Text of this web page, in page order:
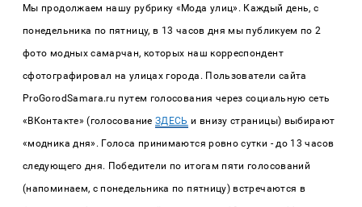
Мы продолжаем нашу рубрику «Мода улиц». Каждый день, с
понедельника по пятницу, в 13 часов дня мы публикуем по 2
фото модных самарчан, которых наш корреспондент
сфотографировал на улицах города. Пользователи сайта
ProGorodSamara.ru путем голосования через социальную сеть
«ВКонтакте» (голосование ЗДЕСЬ и внизу страницы) выбирают
«модника дня». Голоса принимаются ровно сутки - до 13 часов
следующего дня. Победители по итогам пяти голосований
(напоминаем, с понедельника по пятницу) встречаются в